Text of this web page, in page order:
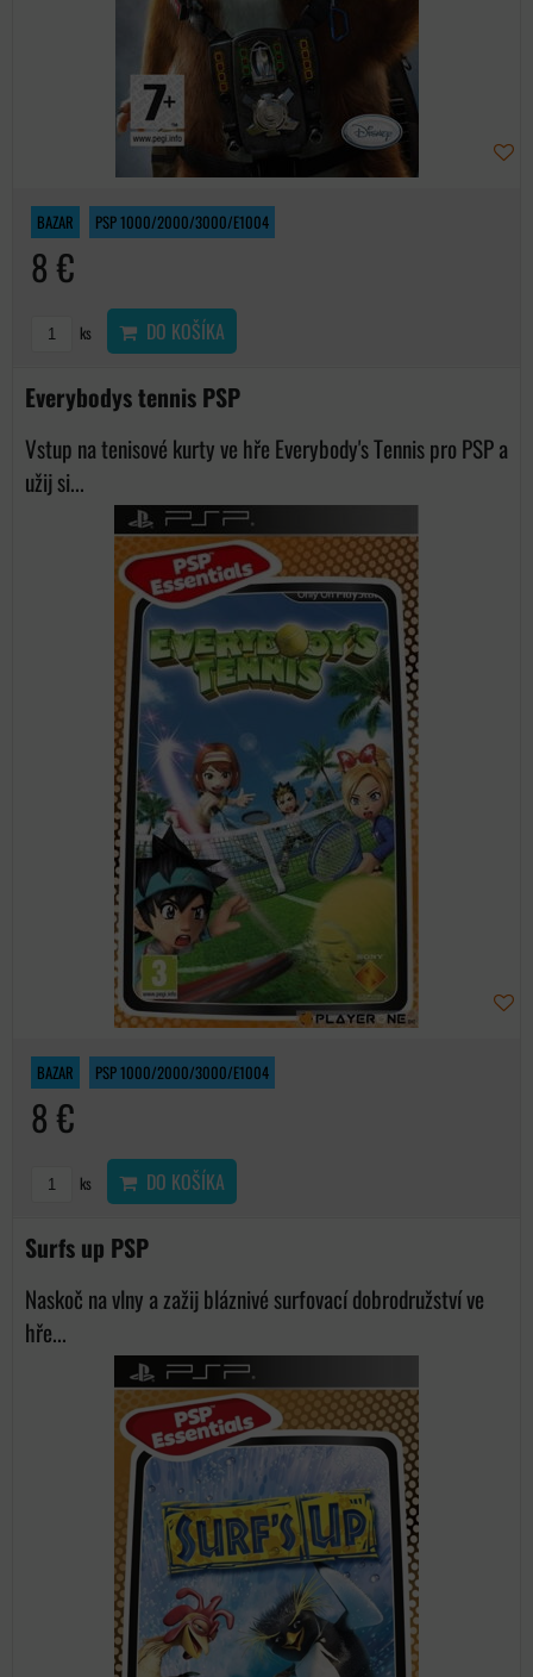
BAZAR PSP 1000/2000/3000/E1004
8 €
ks DO KOŠÍKA
Everybodys tennis PSP
Vstup na tenisové kurty ve hře Everybody's Tennis pro PSP a
užij si...
BAZAR PSP 1000/2000/3000/E1004
8 €
ks DO KOŠÍKA
Surfs up PSP
Naskoč na vlny a zažij bláznivé surfovací dobrodružství ve
hře...